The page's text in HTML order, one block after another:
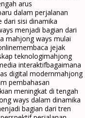
arus
dalam perjalanan
dari sisi dinamika
menjadi bagian dari
mahjong ways mulai
membaca jejak
teknologimahjong
interaktifbagaimana
digital modernmahjong
pembahasan
meningkat di tengah
ways dalam dinamika
bagian dari tren